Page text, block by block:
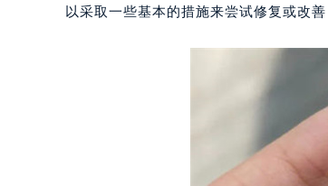
以采取一些基本的措施来尝试修复或改